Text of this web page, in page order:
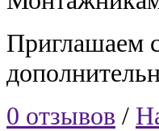
Приглашаем
0 отзывов /